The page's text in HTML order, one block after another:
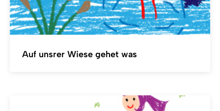
Auf unsrer Wiese gehet was